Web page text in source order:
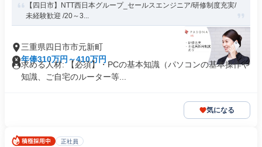
【四日市】NTT西日本グループ_セールスエンジニア/研修制度充実/
未経験歓迎 /20～3...
三重県四日市市元新町
年俸310万円～410万円
求める人材: 【必須】・PCの基本知識（パソコンの基本操作や
知識、ご自宅のルーター等...
気になる
正社員